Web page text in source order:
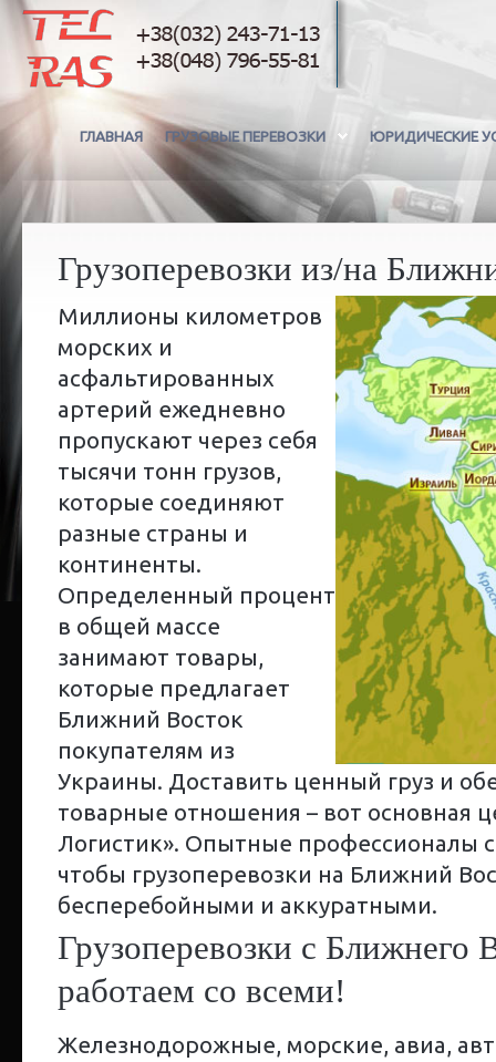
ГЛАВНАЯ ГРУЗОВЫЕ ПЕРЕВОЗКИ ЮРИДИЧЕСКИЕ
Грузоперевозки из/на
Миллионы километров
морских и
асфальтированных
артерий ежедневно
пропускают через себя
тысячи тонн грузов,
которые соединяют
разные страны и
континенты.
Определенный процент
в общей массе
занимают товары,
которые предлагает
Ближний Восток
покупателям из
Украины. Доставить ценный груз и
товарные отношения – вот основная
Логистик». Опытные профессионалы
чтобы грузоперевозки на Ближний
бесперебойными и аккуратными.
Грузоперевозки с Ближнего
работаем со всеми!
Железнодорожные, морские, авиа,